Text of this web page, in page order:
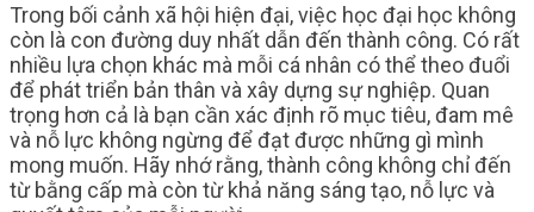
Trong bối cảnh xã hội hiện đại, việc học đại học không
còn là con đường duy nhất dẫn đến thành công. Có rất
nhiều lựa chọn khác mà mỗi cá nhân có thể theo đuổi
để phát triển bản thân và xây dựng sự nghiệp. Quan
trọng hơn cả là bạn cần xác định rõ mục tiêu, đam mê
và nỗ lực không ngừng để đạt được những gì mình
mong muốn. Hãy nhớ rằng, thành công không chỉ đến
từ bằng cấp mà còn từ khả năng sáng tạo, nỗ lực và